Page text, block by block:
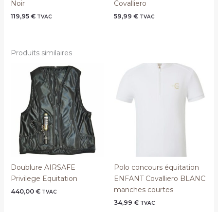
Noir
119,95 € TVAC
Covalliero
59,99 € TVAC
Produits similaires
Doublure AIRSAFE
Privilege Equitation
440,00 € TVAC
Polo concours équitation
ENFANT Covalliero BLANC
manches courtes
34,99 € TVAC